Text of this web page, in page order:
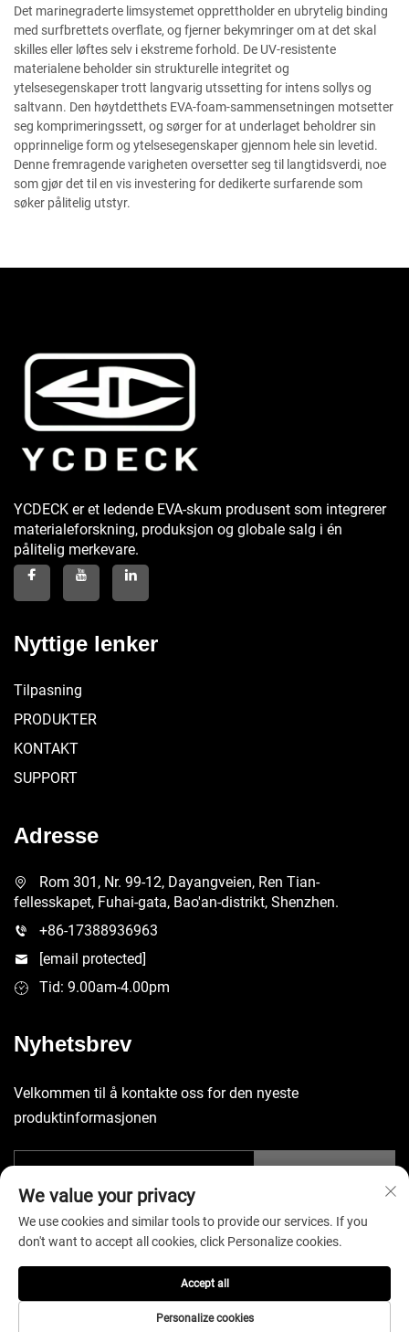
Det marinegraderte limsystemet opprettholder en ubrytelig binding
med surfbrettets overflate, og fjerner bekymringer om at det skal
skilles eller løftes selv i ekstreme forhold. De UV-resistente
materialene beholder sin strukturelle integritet og
ytelsesegenskaper trott langvarig utssetting for intens sollys og
saltvann. Den høytdetthets EVA-foam-sammensetningen motsetter
seg komprimeringssett, og sørger for at underlaget beholdrer sin
opprinnelige form og ytelsesegenskaper gjennom hele sin levetid.
Denne fremragende varigheten oversetter seg til langtidsverdi, noe
som gjør det til en vis investering for dedikerte surfarende som
søker pålitelig utstyr.
YCDECK er et ledende EVA-skum produsent som integrerer
materialeforskning, produksjon og globale salg i én
pålitelig merkevare.
Nyttige lenker
Tilpasning
PRODUKTER
KONTAKT
SUPPORT
Adresse
Rom 301, Nr. 99-12, Dayangveien, Ren Tian-
fellesskapet, Fuhai-gata, Bao'an-distrikt, Shenzhen.
+86-17388936963
[email protected]
Tid: 9.00am-4.00pm
Nyhetsbrev
Velkommen til å kontakte oss for den nyeste
produktinformasjonen
Opphavsrett © 2025 Kina Shenzhen Yuecheng Sporting Goods Co.,
Ltd. Alle rettigheter forbeholdt. - Personvernerklæring
We value your privacy
We use cookies and similar tools to provide our services. If you
don't want to accept all cookies, click Personalize cookies.
Personalize cookies
Accept all